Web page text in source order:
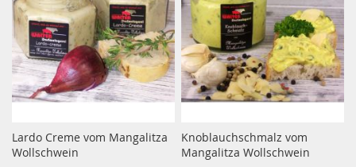
Lardo Creme vom Mangalitza
Wollschwein
Knoblauchschmalz vom
Mangalitza Wollschwein